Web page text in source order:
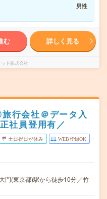
男性
む 詳しく見る
ド株式会社
行会社＠データ入
社員登用有／
土日祝日が休み WEB登録OK
門(東京都)駅から徒歩10分／竹